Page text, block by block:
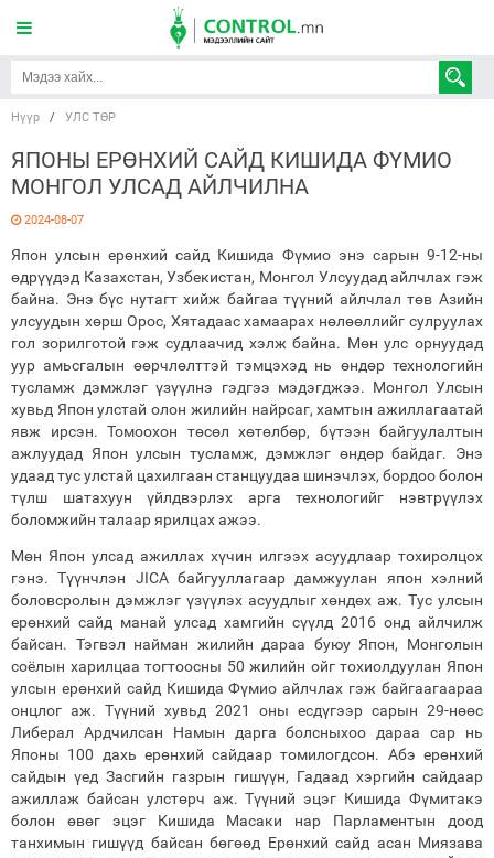
Нүүр / УЛС ТӨР
ЯПОНЫ ЕРӨНХИЙ САЙД КИШИДА ФҮМИО
МОНГОЛ УЛСАД АЙЛЧИЛНА
2024-08-07
Япон улсын ерөнхий сайд Кишида Фүмио энэ сарын 9-12-ны
өдрүүдэд Казахстан, Узбекистан, Монгол Улсуудад айлчлах гэж
байна. Энэ бүс нутагт хийж байгаа түүний айлчлал төв Азийн
улсуудын хөрш Орос, Хятадаас хамаарах нөлөөллийг сулруулах
гол зорилготой гэж судлаачид хэлж байна. Мөн улс орнуудад
уур амьсгалын өөрчлөлттэй тэмцэхэд нь өндөр технологийн
тусламж дэмжлэг үзүүлнэ гэдгээ мэдэгджээ. Монгол Улсын
хувьд Япон улстай олон жилийн найрсаг, хамтын ажиллагаатай
явж ирсэн. Томоохон төсөл хөтөлбөр, бүтээн байгуулалтын
ажлуудад Япон улсын тусламж, дэмжлэг өндөр байдаг. Энэ
удаад тус улстай цахилгаан станцуудаа шинэчлэх, бордоо болон
түлш шатахуун үйлдвэрлэх арга технологийг нэвтрүүлэх
боломжийн талаар ярилцах ажээ.
Мөн Япон улсад ажиллах хүчин илгээх асуудлаар тохиролцох
гэнэ. Түүнчлэн JICA байгууллагаар дамжуулан япон хэлний
боловсролын дэмжлэг үзүүлэх асуудлыг хөндөх аж. Тус улсын
ерөнхий сайд манай улсад хамгийн сүүлд 2016 онд айлчилж
байсан. Тэгвэл найман жилийн дараа буюу Япон, Монголын
соёлын харилцаа тогтоосны 50 жилийн ойг тохиолдуулан Япон
улсын ерөнхий сайд Кишида Фүмио айлчлах гэж байгаагаараа
онцлог аж. Түүний хувьд 2021 оны есдүгээр сарын 29-нөөс
Либерал Ардчилсан Намын дарга болсныхоо дараа сар нь
Японы 100 дахь ерөнхий сайдаар томилогдсон. Абэ ерөнхий
сайдын үед Засгийн газрын гишүүн, Гадаад хэргийн сайдаар
ажиллаж байсан улстөрч аж. Түүний эцэг Кишида Фүмитакэ
болон өвөг эцэг Кишида Масаки нар Парламентын доод
танхимын гишүүд байсан бөгөөд Ерөнхий сайд асан Миязава